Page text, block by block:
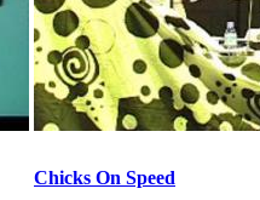
Chicks On Speed